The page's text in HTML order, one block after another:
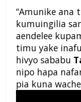
“Amunike
kumuingilia
aendelee
timu yake
hivyo sababu
nipo hapa
pia kuna